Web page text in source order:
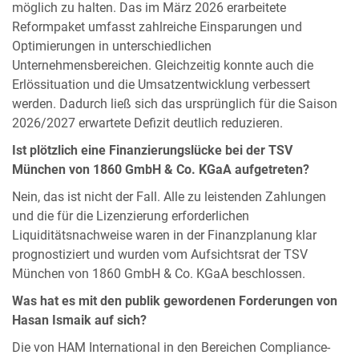
möglich zu halten. Das im März 2026 erarbeitete
Reformpaket umfasst zahlreiche Einsparungen und
Optimierungen in unterschiedlichen
Unternehmensbereichen. Gleichzeitig konnte auch die
Erlössituation und die Umsatzentwicklung verbessert
werden. Dadurch ließ sich das ursprünglich für die Saison
2026/2027 erwartete Defizit deutlich reduzieren.
Ist plötzlich eine Finanzierungslücke bei der TSV
München von 1860 GmbH & Co. KGaA aufgetreten?
Nein, das ist nicht der Fall. Alle zu leistenden Zahlungen
und die für die Lizenzierung erforderlichen
Liquiditätsnachweise waren in der Finanzplanung klar
prognostiziert und wurden vom Aufsichtsrat der TSV
München von 1860 GmbH & Co. KGaA beschlossen.
Was hat es mit den publik gewordenen Forderungen von
Hasan Ismaik auf sich?
Die von HAM International in den Bereichen Compliance-